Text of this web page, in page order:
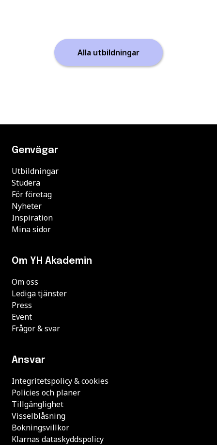
Alla utbildningar
Genvägar
Utbildningar
Studera
För företag
Nyheter
Inspiration
Mina sidor
Om YH Akademin
Om oss
Lediga tjänster
Press
Event
Frågor & svar
Ansvar
Integritetspolicy & cookies
Policies och planer
Tillgänglighet
Visselblåsning
Bokningsvillkor
Klarnas dataskyddspolicy